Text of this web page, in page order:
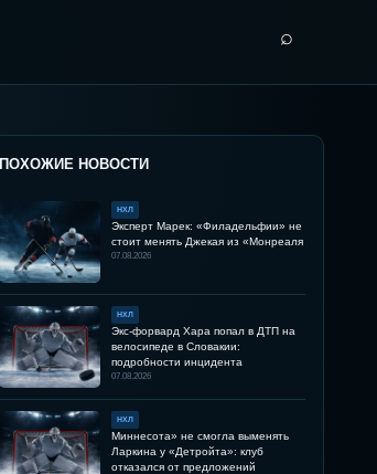
⌕
ПОХОЖИЕ НОВОСТИ
НХЛ
Эксперт Марек: «Филадельфии» не
стоит менять Джекая из «Монреаля
07.08.2026
НХЛ
Экс-форвард Хара попал в ДТП на
велосипеде в Словакии:
подробности инцидента
07.08.2026
НХЛ
Миннесота» не смогла выменять
Ларкина у «Детройта»: клуб
отказался от предложений